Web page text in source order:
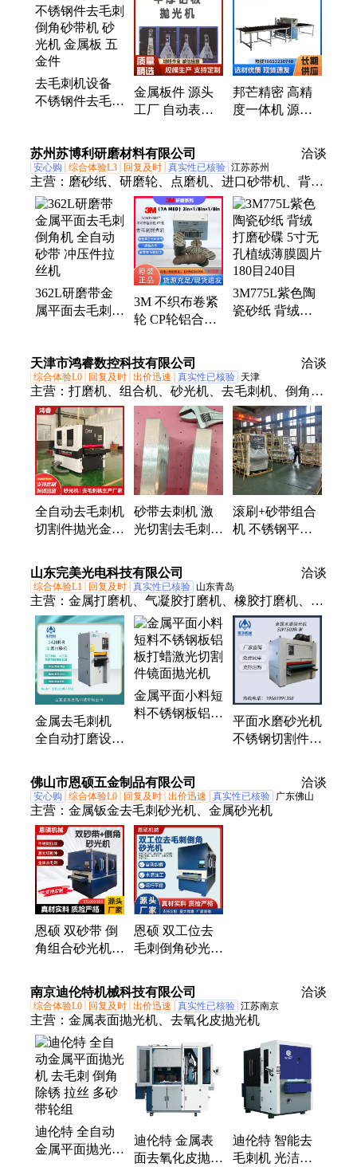
光机
去毛刺机设备
不锈钢件去毛刺
金件
金属板件 源头
工厂 自动表面
拉丝机
邦芒精密 高精
度一体机 源头
苏州苏博利研磨材料有限公司 洽谈
安心购 综合体验L3 回复及时 真实性已核验 江苏苏州
主营： 磨砂纸、研磨轮、点磨机、进口砂带机、背胶
砂纸、刚石砂纸、梅花砂纸、钻石砂纸、半导体砂
纸、打磨圆片砂纸、半导体圆片砂纸
362L研磨带金
属平面去毛刺倒
机
3M 不织布卷紧
轮 CP轮铝合金
轮
50.8mm*3.17mm*3.17mm
3M775L紫色陶
瓷砂纸 背绒打
天津市鸿睿数控科技有限公司 洽谈
综合体验L0 回复及时 出价迅速 真实性已核验 天津
主营： 打磨机、组合机、砂光机、去毛刺机、倒角去
刺机、拉丝机、抛光机、木材抛光
全自动去毛刺机
切割件抛光金属
渣倒角砂带 鸿
睿
砂带去刺机 激
光切割去毛刺设
自有仓库 发货
快
滚刷+砂带组合
机 不锈钢平面
山东完美光电科技有限公司 洽谈
综合体验L1 回复及时 真实性已核验 山东青岛
主营： 金属打磨机、气凝胶打磨机、橡胶打磨机、复
合新材料打磨机、木工砂光机、木塑砂光机、砂边
机、刨砂机、重型砂光机、配套设备
金属去毛刺机
全自动打磨设备
砂带抛光机铝板
拉丝机
金属平面小料短
料不锈钢板铝板
平面水磨砂光机
不锈钢切割件去
板铜板光洁度抛
光机
佛山市恩硕五金制品有限公司 洽谈
安心购 综合体验L0 回复及时 出价迅速 真实性已核验 广东佛山
主营： 金属钣金去毛刺砂光机、金属砂光机
恩硕 双砂带 倒
角组合砂光机
光等 操作方便
支持定制
恩硕 双工位去
毛刺倒角砂光机
稳定 操作简单
南京迪伦特机械科技有限公司 洽谈
综合体验L0 回复及时 出价迅速 真实性已核验 江苏南京
主营： 金属表面抛光机、去氧化皮抛光机
迪伦特 全自动
金属平面抛光机
迪伦特 金属表
面去氧化皮抛光
迪伦特 智能去
毛刺机 光洁度